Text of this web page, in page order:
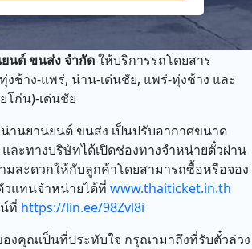
นต์ ขนส่ง จำกัดให้บริการรถโดยสาร
งช้าง-แพร่, น่าน-เด่นชัย, แพร่-ทุ่งช้าง และ
โก๋น)-เด่นชัย
านยานยนต์ ขนส่ง เป็นปรับอากาศขนาด
ละทางบริษัทได้เปิดช่องทางจำหน่ายตั๋วผ่าน
มสะดวกให้กับลูกค้าโดยสามารถซื้อหรือจอง
วแทนจำหน่ายได้ที่ www.thaiticket.in.th
ที่ https://lin.ee/98Zvl8i
องคุณเป็นที่ประทับใจ กรุณามาถึงที่รับตั๋วล่วง